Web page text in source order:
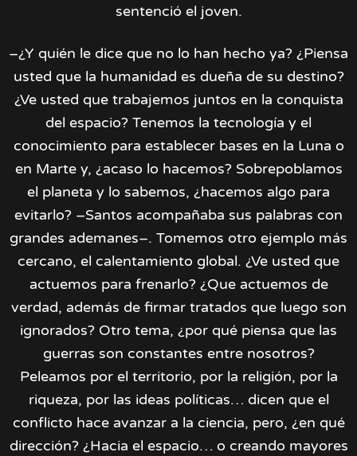
sentenció el joven.
–¿Y quién le dice que no lo han hecho ya? ¿Piensa
usted que la humanidad es dueña de su destino?
¿Ve usted que trabajemos juntos en la conquista
del espacio? Tenemos la tecnología y el
conocimiento para establecer bases en la Luna o
en Marte y, ¿acaso lo hacemos? Sobrepoblamos
el planeta y lo sabemos, ¿hacemos algo para
evitarlo? –Santos acompañaba sus palabras con
grandes ademanes–. Tomemos otro ejemplo más
cercano, el calentamiento global. ¿Ve usted que
actuemos para frenarlo? ¿Que actuemos de
verdad, además de firmar tratados que luego son
ignorados? Otro tema, ¿por qué piensa que las
guerras son constantes entre nosotros?
Peleamos por el territorio, por la religión, por la
riqueza, por las ideas políticas… dicen que el
conflicto hace avanzar a la ciencia, pero, ¿en qué
dirección? ¿Hacia el espacio… o creando mayores